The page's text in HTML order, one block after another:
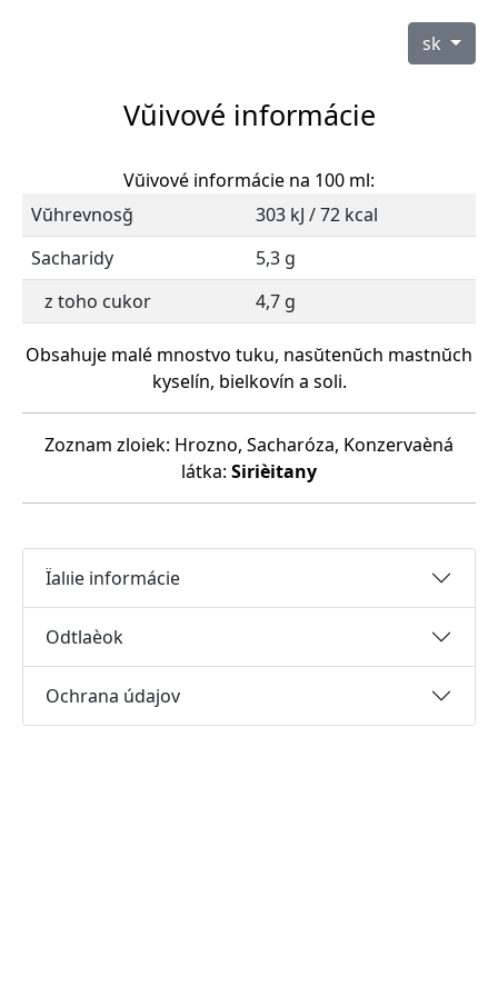
sk
Vŭivové informácie
Vŭivové informácie na 100 ml:
Vŭhrevnosğ
303 kJ / 72 kcal
Sacharidy
5,3 g
z toho cukor
4,7 g
Obsahuje malé mnostvo tuku, nasŭtenŭch mastnŭch
kyselín, bielkovín a soli.
Zoznam zloiek: Hrozno, Sacharóza, Konzervaèná
látka: Sirièitany
Ïalıie informácie
Odtlaèok
Ochrana údajov